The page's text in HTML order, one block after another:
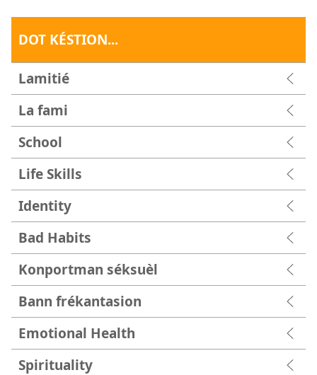
DOT KÉSTION...
Lamitié
La fami
School
Life Skills
Identity
Bad Habits
Konportman séksuèl
Bann frékantasion
Emotional Health
Spirituality